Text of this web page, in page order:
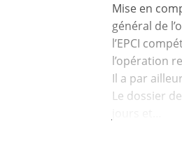
Mise en
général de
l’EPCI
l’opération
Il a par
Le dossier